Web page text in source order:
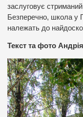
заслуговує
Безперечно, школа у
належать до
Текст та фото